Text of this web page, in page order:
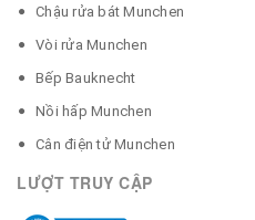
Chậu rửa bát Munchen
Vòi rửa Munchen
Bếp Bauknecht
Nồi hấp Munchen
Cân điện tử Munchen
LƯỢT TRUY CẬP